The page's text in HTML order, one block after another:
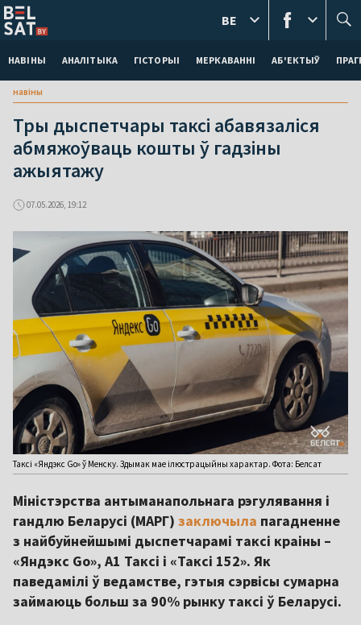
НАВІНЫ АНАЛІТЫКА ГІСТОРЫІ МЕРКАВАННI АБ'ЕКТЫЎ
BE
навіны
Тры дыспетчары таксі абавязаліся
абмяжоўваць кошты ў гадзіны
ажыятажу
07.05.2026, 19:12
Таксі «Яндэкс Go» ў Менску. Здымак мае ілюстрацыйны характар. Фота: Белсат
Міністэрства антыманапольнага рэгулявання і
гандлю Беларусі (МАРГ) заключыла пагадненне
з найбуйнейшымі дыспетчарамі таксі краіны –
«Яндэкс Go», A1 Таксі і «Таксі 152». Як
паведамілі ў ведамстве, гэтыя сэрвісы сумарна
займаюць больш за 90% рынку таксі ў Беларусі.